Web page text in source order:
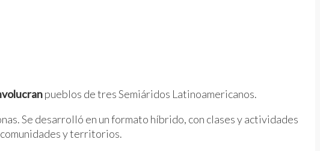
pueblos de tres Semiáridos Latinoamericanos.
Se desarrolló en un formato híbrido, con clases y actividades
y territorios.